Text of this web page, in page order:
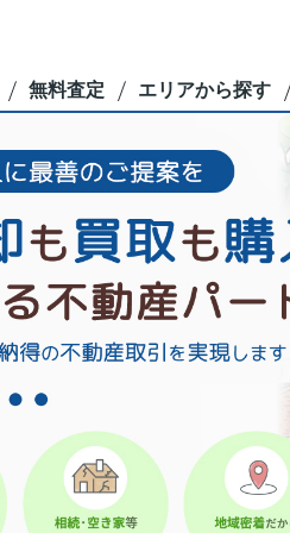
無料査定 エリアから探す